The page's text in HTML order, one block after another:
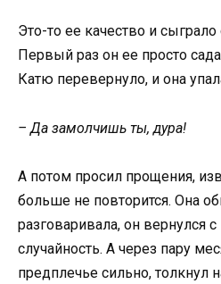
Это-то ее качество и
Первый раз он ее просто
Катю перевернуло, и она
– Да замолчишь ты, дура!
А потом просил прощения,
больше не повторится. Она
разговаривала, он вернулся
случайность. А через пару
предплечье сильно, толкнул